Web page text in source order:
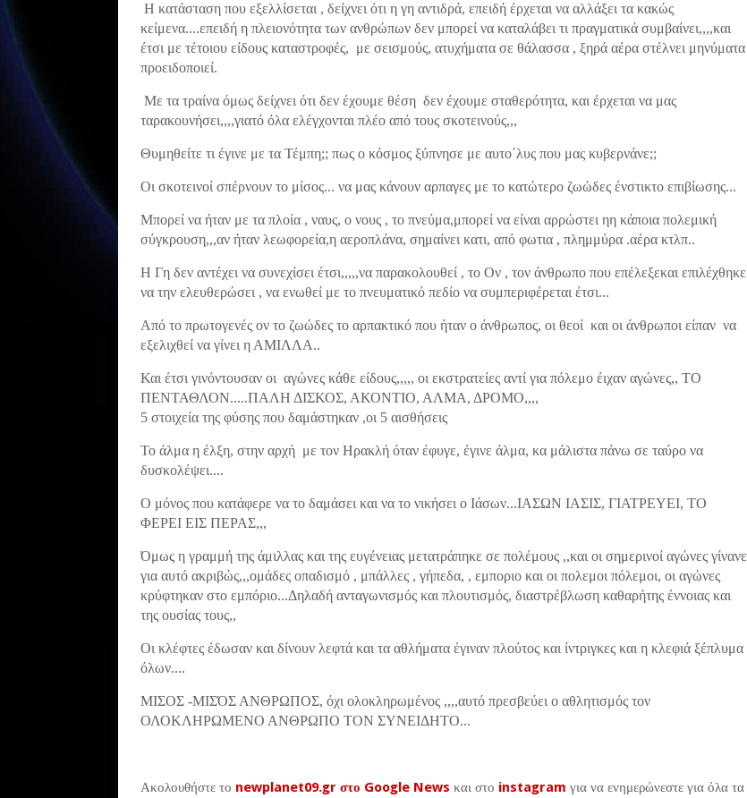
Η κατάσταση που εξελλίσεται , δείχνει ότι η γη αντιδρά, επειδή έρχεται να αλλάξει τα κακώς
κείμενα....επειδή η πλειονότητα των ανθρώπων δεν μπορεί να καταλάβει τι πραγματικά συμβαίνει,,,,και
έτσι με τέτοιου είδους καταστροφές, με σεισμούς, ατυχήματα σε θάλασσα , ξηρά αέρα στέλνει μηνύματα
προειδοποιεί.
Με τα τραίνα όμως δείχνει ότι δεν έχουμε θέση δεν έχουμε σταθερότητα, και έρχεται να μας
ταρακουνήσει,,,,γιατό όλα ελέγχονται πλέο από τους σκοτεινούς,,,
Θυμηθείτε τι έγινε με τα Τέμπη;; πως ο κόσμος ξύπνησε με αυτο΄λυς που μας κυβερνάνε;;
Οι σκοτεινοί σπέρνουν το μίσος... να μας κάνουν αρπαγες με το κατώτερο ζωώδες ένστικτο επιβίωσης...
Μπορεί να ήταν με τα πλοία , ναυς, ο νους , το πνεύμα,μπορεί να είναι αρρώστει ηη κάποια πολεμική
σύγκρουση,,,αν ήταν λεωφορεία,η αεροπλάνα, σημαίνει κατι, από φωτια , πλημμύρα .αέρα κτλπ..
Η Γη δεν αντέχει να συνεχίσει έτσι,,,,,να παρακολουθεί , το Ον , τον άνθρωπο που επέλεξεκαι επιλέχθηκε
να την ελευθερώσει , να ενωθεί με το πνευματικό πεδίο να συμπεριφέρεται έτσι...
Από το πρωτογενές ον το ζωώδες το αρπακτικό που ήταν ο άνθρωπος, οι θεοί και οι άνθρωποι είπαν να
εξελιχθεί να γίνει η ΑΜΙΛΛΑ..
Και έτσι γινόντουσαν οι αγώνες κάθε είδους,,,,, οι εκστρατείες αντί για πόλεμο έιχαν αγώνες,, ΤΟ
ΠΕΝΤΑΘΛΟΝ.....ΠΑΛΗ ΔΙΣΚΟΣ, ΑΚΟΝΤΙΟ, ΑΛΜΑ, ΔΡΟΜΟ,,,,
5 στοιχεία της φύσης που δαμάστηκαν ,οι 5 αισθήσεις
Το άλμα η έλξη, στην αρχή με τον Ηρακλή όταν έφυγε, έγινε άλμα, κα μάλιστα πάνω σε ταύρο να
δυσκολέψει....
Ο μόνος που κατάφερε να το δαμάσει και να το νικήσει ο Ιάσων...ΙΑΣΩΝ ΙΑΣΙΣ, ΓΙΑΤΡΕΥΕΙ, ΤΟ
ΦΕΡΕΙ ΕΙΣ ΠΕΡΑΣ,,,
Όμως η γραμμή της άμιλλας και της ευγένειας μετατράπηκε σε πολέμους ,,και οι σημερινοί αγώνες γίνανε
για αυτό ακριβώς,,,ομάδες οπαδισμό , μπάλλες , γήπεδα, , εμποριο και οι πολεμοι πόλεμοι, οι αγώνες
κρύφτηκαν στο εμπόριο...Δηλαδή ανταγωνισμός και πλουτισμός, διαστρέβλωση καθαρήτης έννοιας και
της ουσίας τους,,
Οι κλέφτες έδωσαν και δίνουν λεφτά και τα αθλήματα έγιναν πλούτος και ίντριγκες και η κλεφιά ξέπλυμα
όλων....
ΜΙΣΟΣ -ΜΙΣΌΣ ΑΝΘΡΩΠΟΣ, όχι ολοκληρωμένος ,,,,αυτό πρεσβεύει ο αθλητισμός τον
ΟΛΟΚΛΗΡΩΜΕΝΟ ΑΝΘΡΩΠΟ ΤΟΝ ΣΥΝΕΙΔΗΤΟ...
Ακολουθήστε το newplanet09.gr στο Google News και στο instagram για να ενημερώνεστε για όλα τα